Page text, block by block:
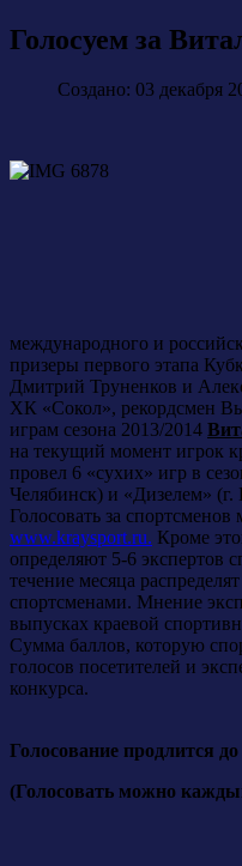
Голосуем за
Создано: 03 декабря
международного и
призеры первого этапа
Дмитрий Труненков и
ХК «Сокол», рекордсмен
играм сезона 2013/2014
на текущий момент игрок
провел 6 «сухих» игр в
Челябинск) и «Дизелем» (г.
Голосовать за
www.kraysport.ru. Кроме
определяют 5-6 экспертов
течение месяца
спортсменами. Мнение
выпусках краевой
Сумма баллов, которую
голосов посетителей и
конкурса.
Голосование продлится
(Голосовать можно